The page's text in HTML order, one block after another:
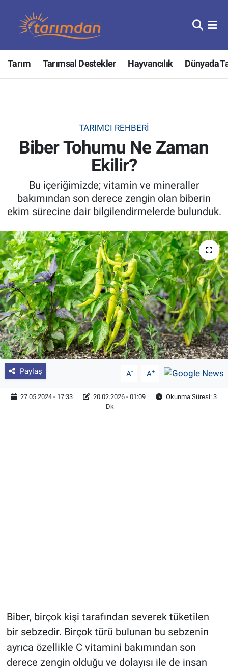
Tarım Tarımsal Destekler Hayvancılık Dünyada
TARIMCI REHBERI
Biber Tohumu Ne Zaman
Ekilir?
Bu içeriğimizde; vitamin ve mineraller
bakımından son derece zengin olan biberin
ekim sürecine dair bilgilendirmelerde bulunduk.
Paylaş A- A+
27.05.2024 - 17:33 20.02.2026 - 01:09
Okunma Süresi: 3
Dk
Biber, birçok kişi tarafından severek tüketilen
bir sebzedir. Birçok türü bulunan bu sebzenin
ayrıca özellikle C vitamini bakımından son
derece zengin olduğu ve dolayısı ile de insan
Tarım
Hayvancılık
Tarımsal Destekler
TZOB
Tarım Kredi Kooperatifleri
Pankobirlik
Et fiyatları
Tarım Bilgisi
Yetiştirici Soruyor
Dünyada Tarım
Üretici Birlikleri
Şeker ve Şekerli Mamüller
Nöbetçi Eczaneler
Hava Durumu
Tüm Manşetler
Son Dakika Haberleri
Haber Arşivi